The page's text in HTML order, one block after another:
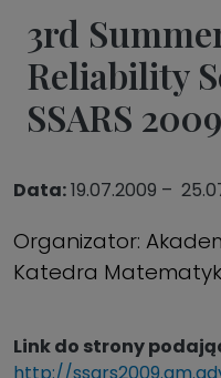
3rd
Reliability
SSARS 2009
Data 19.07.2009
Organizator:
Katedra
Link do strony